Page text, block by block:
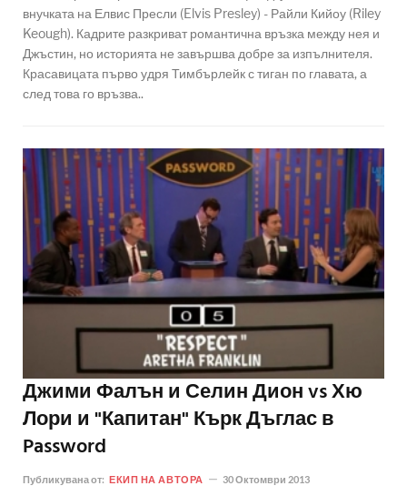
внучката на Елвис Пресли (Elvis Presley) - Райли Кийоу (Riley
Keough). Кадрите разкриват романтична връзка между нея и
Джъстин, но историята не завършва добре за изпълнителя.
Красавицата първо удря Тимбърлейк с тиган по главата, а
след това го връзва..
Джими Фалън и Селин Дион vs Хю
Лори и "Капитан" Кърк Дъглас в
Password
Публикувана от: ЕКИП НА АВТОРА 30 Октомври 2013